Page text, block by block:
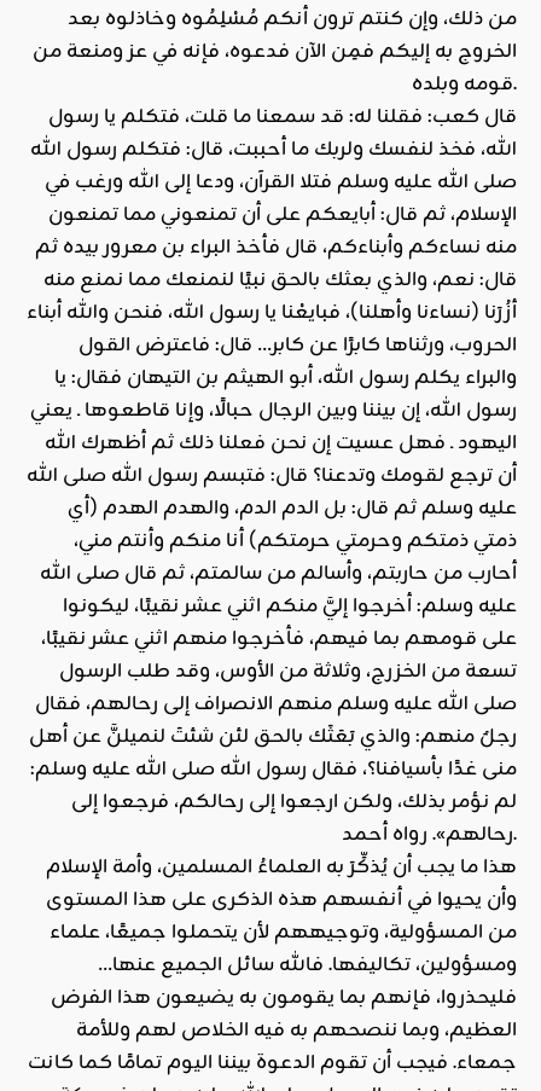
من ذلك، وإن كنتم ترون أنكم مُسْلِمُوه وخاذلوه بعد
الخروج به إليكم فمِن الآن فدعوه، فإنه في عز ومنعة من
قومه وبلده.
قال كعب: فقلنا له: قد سمعنا ما قلت، فتكلم يا رسول
الله، فخذ لنفسك ولربك ما أحببت، قال: فتكلم رسول الله
صلى الله عليه وسلم فتلا القرآن، ودعا إلى الله ورغب في
الإسلام، ثم قال: أبايعكم على أن تمنعوني مما تمنعون
منه نساءكم وأبناءكم، قال فأخذ البراء بن معرور بيده ثم
قال: نعم، والذي بعثك بالحق نبيًا لنمنعك مما نمنع منه
أزُرَنا (نساءنا وأهلنا)، فبايعْنا يا رسول الله، فنحن والله أبناء
الحروب، ورثناها كابرًا عن كابر… قال: فاعترض القول
والبراء يكلم رسول الله، أبو الهيثم بن التيهان فقال: يا
رسول الله، إن بيننا وبين الرجال حبالًا، وإنا قاطعوها ـ يعني
اليهود ـ فهل عسيت إن نحن فعلنا ذلك ثم أظهرك الله
أن ترجع لقومك وتدعنا؟ قال: فتبسم رسول الله صلى الله
عليه وسلم ثم قال: بل الدم الدم، والهدم الهدم (أي
ذمتي ذمتكم وحرمتي حرمتكم) أنا منكم وأنتم مني،
أحارب من حاربتم، وأسالم من سالمتم، ثم قال صلى الله
عليه وسلم: أخرجوا إليَّ منكم اثني عشر نقيبًا، ليكونوا
على قومهم بما فيهم، فأخرجوا منهم اثني عشر نقيبًا،
تسعة من الخزرج، وثلاثة من الأوس، وقد طلب الرسول
صلى الله عليه وسلم منهم الانصراف إلى رحالهم، فقال
رجلٌ منهم: والذي بَعَثَك بالحق لئن شئتَ لنميلنَّ عن أهل
منى غدًا بأسيافنا؟، فقال رسول الله صلى الله عليه وسلم:
لم نؤمر بذلك، ولكن ارجعوا إلى رحالكم، فرجعوا إلى
رحالهم». رواه أحمد.
هذا ما يجب أن يُذكِّرَ به العلماءُ المسلمين، وأمة الإسلام
وأن يحيوا في أنفسهم هذه الذكرى على هذا المستوى
من المسؤولية، وتوجيههم لأن يتحملوا جميعًا، علماء
ومسؤولين، تكاليفها. فالله سائل الجميع عنها…
فليحذروا، فإنهم بما يقومون به يضيعون هذا الفرض
العظيم، وبما ننصحهم به فيه الخلاص لهم وللأمة
جمعاء. فيجب أن تقوم الدعوة بيننا اليوم تمامًا كما كانت